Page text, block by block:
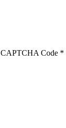
CAPTCHA Code *